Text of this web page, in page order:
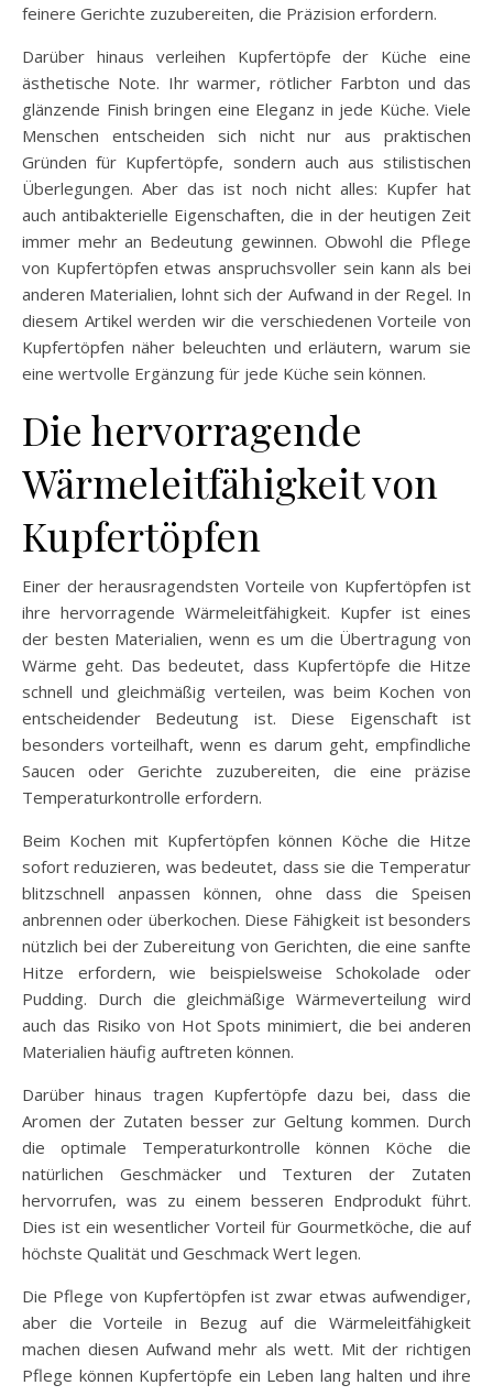
feinere Gerichte zuzubereiten, die Präzision erfordern.
Darüber hinaus verleihen Kupfertöpfe der Küche eine
ästhetische Note. Ihr warmer, rötlicher Farbton und das
glänzende Finish bringen eine Eleganz in jede Küche. Viele
Menschen entscheiden sich nicht nur aus praktischen
Gründen für Kupfertöpfe, sondern auch aus stilistischen
Überlegungen. Aber das ist noch nicht alles: Kupfer hat
auch antibakterielle Eigenschaften, die in der heutigen Zeit
immer mehr an Bedeutung gewinnen. Obwohl die Pflege
von Kupfertöpfen etwas anspruchsvoller sein kann als bei
anderen Materialien, lohnt sich der Aufwand in der Regel. In
diesem Artikel werden wir die verschiedenen Vorteile von
Kupfertöpfen näher beleuchten und erläutern, warum sie
eine wertvolle Ergänzung für jede Küche sein können.
Die hervorragende
Wärmeleitfähigkeit von
Kupfertöpfen
Einer der herausragendsten Vorteile von Kupfertöpfen ist
ihre hervorragende Wärmeleitfähigkeit. Kupfer ist eines
der besten Materialien, wenn es um die Übertragung von
Wärme geht. Das bedeutet, dass Kupfertöpfe die Hitze
schnell und gleichmäßig verteilen, was beim Kochen von
entscheidender Bedeutung ist. Diese Eigenschaft ist
besonders vorteilhaft, wenn es darum geht, empfindliche
Saucen oder Gerichte zuzubereiten, die eine präzise
Temperaturkontrolle erfordern.
Beim Kochen mit Kupfertöpfen können Köche die Hitze
sofort reduzieren, was bedeutet, dass sie die Temperatur
blitzschnell anpassen können, ohne dass die Speisen
anbrennen oder überkochen. Diese Fähigkeit ist besonders
nützlich bei der Zubereitung von Gerichten, die eine sanfte
Hitze erfordern, wie beispielsweise Schokolade oder
Pudding. Durch die gleichmäßige Wärmeverteilung wird
auch das Risiko von Hot Spots minimiert, die bei anderen
Materialien häufig auftreten können.
Darüber hinaus tragen Kupfertöpfe dazu bei, dass die
Aromen der Zutaten besser zur Geltung kommen. Durch
die optimale Temperaturkontrolle können Köche die
natürlichen Geschmäcker und Texturen der Zutaten
hervorrufen, was zu einem besseren Endprodukt führt.
Dies ist ein wesentlicher Vorteil für Gourmetköche, die auf
höchste Qualität und Geschmack Wert legen.
Die Pflege von Kupfertöpfen ist zwar etwas aufwendiger,
aber die Vorteile in Bezug auf die Wärmeleitfähigkeit
machen diesen Aufwand mehr als wett. Mit der richtigen
Pflege können Kupfertöpfe ein Leben lang halten und ihre